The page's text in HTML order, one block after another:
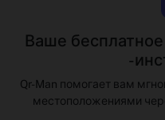
Ваше
-
Qr-Man помогает вам
местоположениями